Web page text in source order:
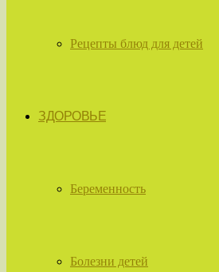
Рецепты блюд для детей
ЗДОРОВЬЕ
Беременность
Болезни детей